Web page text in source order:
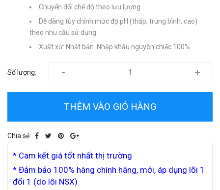
Chuyển đổi chế độ theo lưu lượng
Dễ dàng tùy chỉnh mức độ pH (thấp, trung bình, cao)
theo nhu cầu sử dụng
Xuất xứ: Nhật bản. Nhập khẩu nguyên chiếc 100%
Số lượng: - +
THÊM VÀO GIỎ HÀNG
Chia sẻ:
* Cam kết giá tốt nhất thị trường
* Đảm bảo 100% hàng chính hãng, mới, áp dụng lỗi 1
đổi 1 (do lỗi NSX)